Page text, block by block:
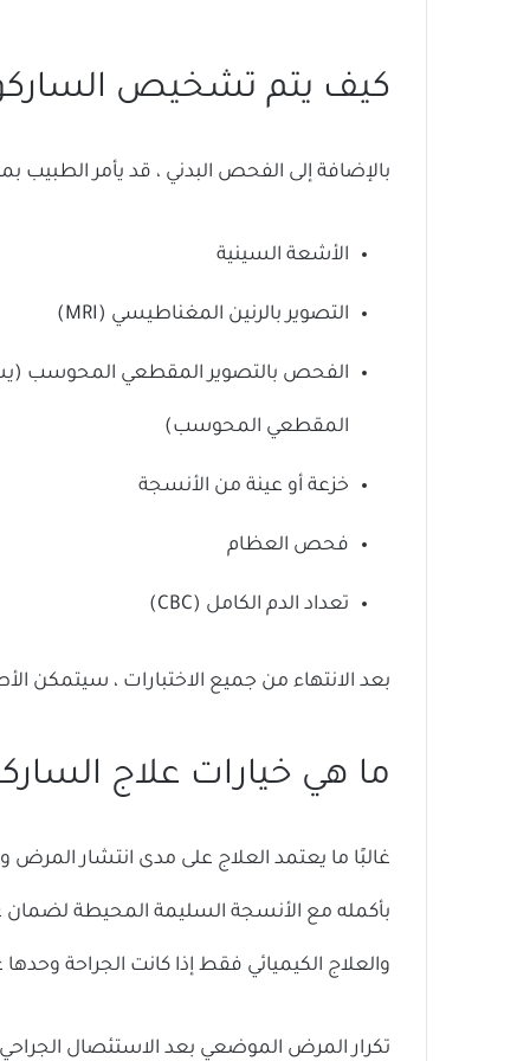
كيف يتم تشخيص
بالإضافة إلى الفحص البدني ، قد يأمر
الأشعة السينية
التصوير بالرنين المغناطيسي (MRI)
الفحص بالتصوير المقطعي المحوسب
المقطعي المحوسب)
خزعة أو عينة من الأنسجة
فحص العظام
تعداد الدم الكامل (CBC)
بعد الانتهاء من جميع الاختبارات ، سيتمكن
ما هي خيارات علاج
غالبًا ما يعتمد العلاج على مدى انتشار المرض
بأكمله مع الأنسجة السليمة المحيطة لضمان
والعلاج الكيميائي فقط إذا كانت الجراحة وحدها
تكرار المرض الموضعي بعد الاستئصال